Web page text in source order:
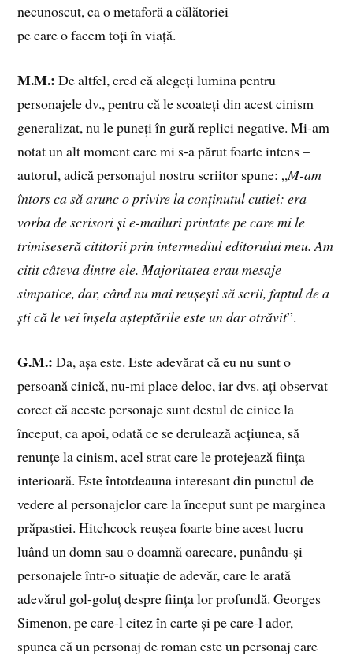
necunoscut, ca o metaforă a călătoriei
pe care o facem toți în viață.
M.M.: De altfel, cred că alegeți lumina pentru
personajele dv., pentru că le scoateți din acest cinism
generalizat, nu le puneți în gură replici negative. Mi-am
notat un alt moment care mi s-a părut foarte intens –
autorul, adică personajul nostru scriitor spune: „M-am
întors ca să arunc o privire la conținutul cutiei: era
vorba de scrisori și e-mailuri printate pe care mi le
trimiseseră cititorii prin intermediul editorului meu. Am
citit câteva dintre ele. Majoritatea erau mesaje
simpatice, dar, când nu mai reușești să scrii, faptul de a
ști că le vei înșela așteptările este un dar otrăvit”.
G.M.: Da, așa este. Este adevărat că eu nu sunt o
persoană cinică, nu-mi place deloc, iar dvs. ați observat
corect că aceste personaje sunt destul de cinice la
început, ca apoi, odată ce se derulează acțiunea, să
renunțe la cinism, acel strat care le protejează ființa
interioară. Este întotdeauna interesant din punctul de
vedere al personajelor care la început sunt pe marginea
prăpastiei. Hitchcock reușea foarte bine acest lucru
luând un domn sau o doamnă oarecare, punându-și
personajele într-o situație de adevăr, care le arată
adevărul gol-goluț despre ființa lor profundă. Georges
Simenon, pe care-l citez în carte și pe care-l ador,
spunea că un personaj de roman este un personaj care